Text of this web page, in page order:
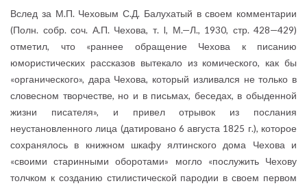
Вслед за М.П. Чеховым С.Д. Балухатый в своем комментарии
(Полн. собр. соч. А.П. Чехова, т. I, М.—Л., 1930, стр. 428—429)
отметил, что «раннее обращение Чехова к писанию
юмористических рассказов вытекало из комического, как бы
«органического», дара Чехова, который изливался не только в
словесном творчестве, но и в письмах, беседах, в обыденной
жизни писателя», и привел отрывок из послания
неустановленного лица (датировано 6 августа 1825 г.), которое
сохранялось в книжном шкафу ялтинского дома Чехова и
«своими старинными оборотами» могло «послужить Чехову
толчком к созданию стилистической пародии в своем первом